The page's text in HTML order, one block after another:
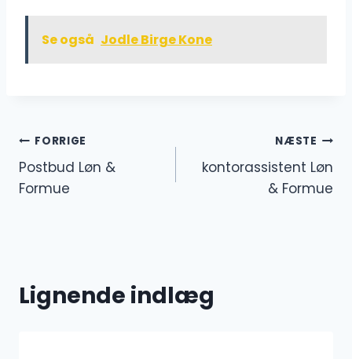
Se også Jodle Birge Kone
Indlægsnavigation
FORRIGE
Postbud Løn &
Formue
NÆSTE
kontorassistent Løn
& Formue
Lignende indlæg